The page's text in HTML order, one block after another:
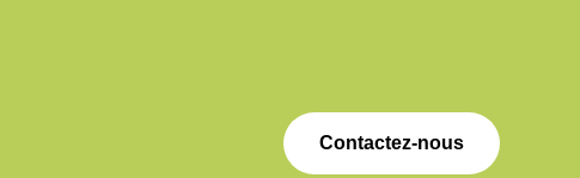
Contactez-nous